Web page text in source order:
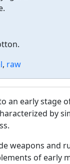
, raw
an early stage
by
weapons and
of early